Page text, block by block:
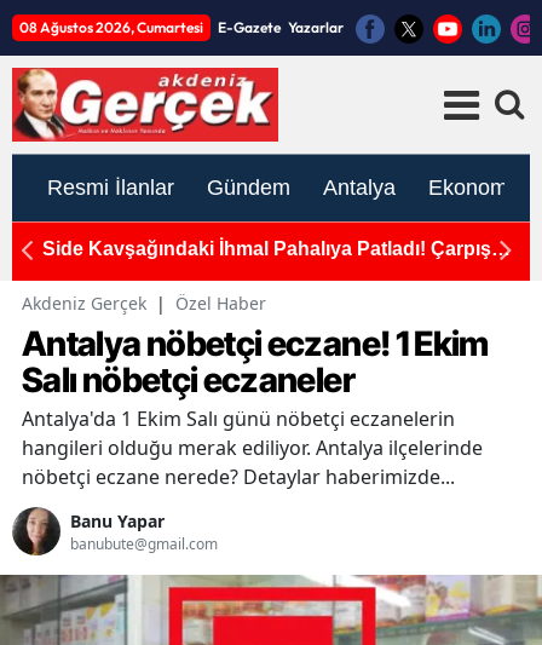
08 Ağustos 2026, Cumartesi E-Gazete Yazarlar
Resmi İlanlar Gündem Antalya Ekonomi
Side Kavşağındaki İhmal Pahalıya Patladı! Çarpışma
Akdeniz Gerçek | Özel Haber
Antalya nöbetçi eczane! 1 Ekim
Salı nöbetçi eczaneler
Antalya'da 1 Ekim Salı günü nöbetçi eczanelerin
hangileri olduğu merak ediliyor. Antalya ilçelerinde
nöbetçi eczane nerede? Detaylar haberimizde...
Banu Yapar
banubute@gmail.com